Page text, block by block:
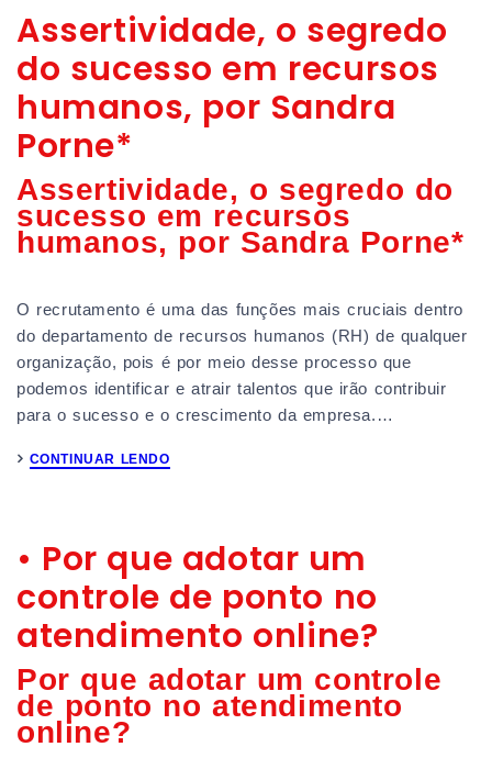
Assertividade, o segredo
do sucesso em recursos
humanos, por Sandra
Porne*
Assertividade, o segredo do
sucesso em recursos
humanos, por Sandra Porne*
O recrutamento é uma das funções mais cruciais dentro
do departamento de recursos humanos (RH) de qualquer
organização, pois é por meio desse processo que
podemos identificar e atrair talentos que irão contribuir
para o sucesso e o crescimento da empresa.…
CONTINUAR LENDO
• Por que adotar um
controle de ponto no
atendimento online?
Por que adotar um controle
de ponto no atendimento
online?